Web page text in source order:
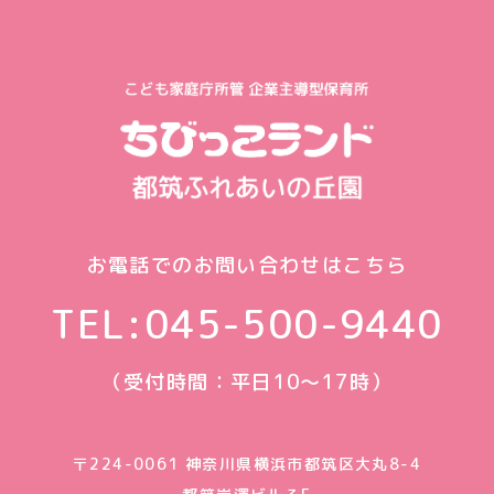
お電話でのお問い合わせはこちら
TEL:045-500-9440
（受付時間：平日10〜17時）
〒224-0061 神奈川県横浜市都筑区大丸8-4